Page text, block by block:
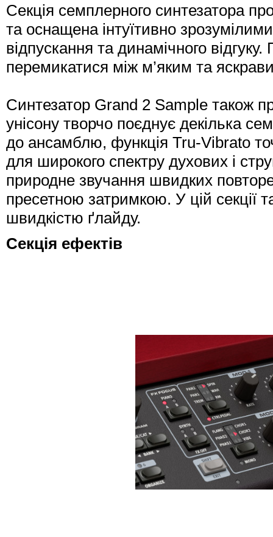
Секція семплерного синтезатора
та оснащена інтуїтивно
відпускання та динамічного
перемикатися між м’яким та
Синтезатор Grand 2 Sample також
унісону творчо поєднує декілька
до ансамблю, функція Tru-Vibrato
для широкого спектру духових і
природне звучання швидких
пресетною затримкою. У цій секції
швидкістю ґлайду.
Секція ефектів